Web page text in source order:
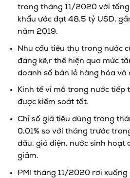
trong tháng 11/2020 với
khẩu ước đạt 48,5 tỷ USD,
năm 2019.
Nhu cầu tiêu thụ trong nước
đáng kê,r thể hiện qua mức
doanh số bán lẻ hàng hóa và
Kinh tế vĩ mô trong nước tiếp
được kiểm soát tốt.
Chỉ số giá tiêu dùng trong
0,01% so với tháng trước
dầu, giá điện, nước sinh hoạt
giảm.
PMI tháng 11/2020 rơi